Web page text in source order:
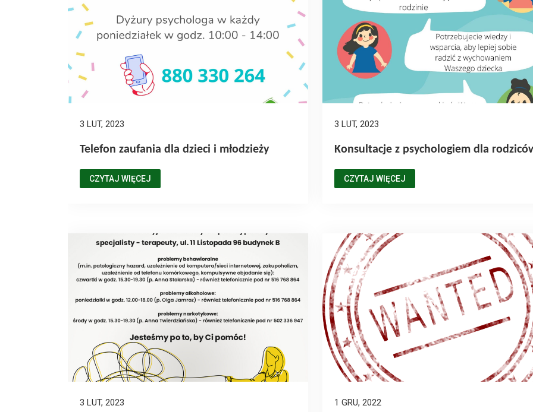
3 LUT, 2023
Telefon zaufania dla dzieci i młodzieży
CZYTAJ WIĘCEJ
3 LUT, 2023
Konsultacje z psychologiem dla
CZYTAJ WIĘCEJ
3 LUT, 2023 1 GRU, 2022